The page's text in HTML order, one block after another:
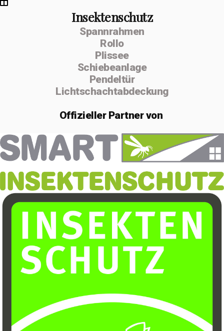
Insektenschutz
Spannrahmen
Rollo
Plissee
Schiebeanlage
Pendeltür
Lichtschachtabdeckung
OffiziellerPartner von